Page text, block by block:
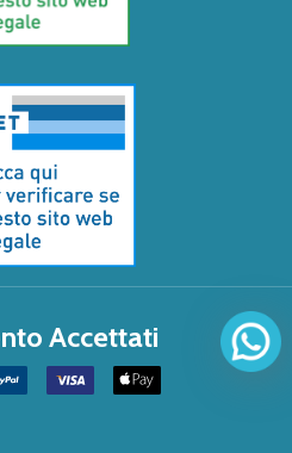
Accettati